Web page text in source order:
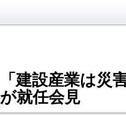
「建設産業は
が就任会見